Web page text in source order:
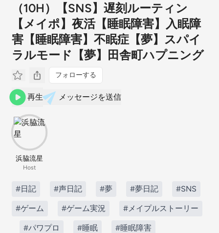
（10H）【SNS】遅刻ルーティン
【メイポ】夜活【睡眠障害】入眠障
害【睡眠障害】不眠症【夢】スパイ
ラルモード【夢】田舎町ハプニング
フォローする
再生 メッセージを送信
浜脇流星
Host
#日記 #声日記 #夢 #夢日記 #SNS
#ゲーム #ゲーム実況 #メイプルストーリー
#パワプロ #睡眠 #睡眠障害